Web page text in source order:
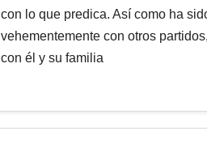
con lo que predica. Así como ha
vehementemente con otros
con él y su familia